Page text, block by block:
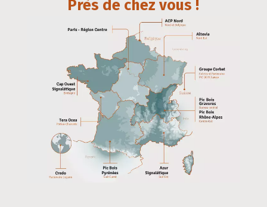
Près de chez vous !